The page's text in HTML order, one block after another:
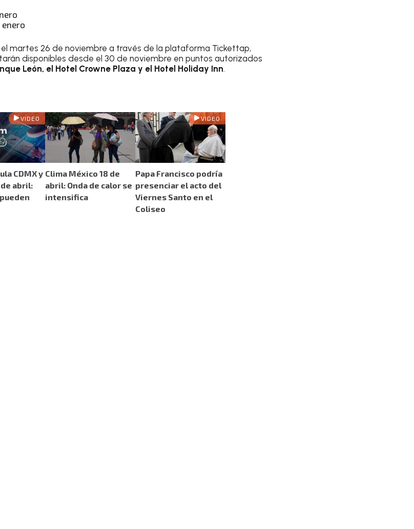
martes 26 de noviembre a través de la plataforma Tickettap,
disponibles desde el 30 de noviembre en puntos autorizados
León, el Hotel Crowne Plaza y el Hotel Holiday Inn.
VIDEO
CDMX y
de abril:
Clima México 18 de
abril: Onda de calor se
intensifica
VIDEO
Papa Francisco podría
presenciar el acto del
Viernes Santo en el
Coliseo